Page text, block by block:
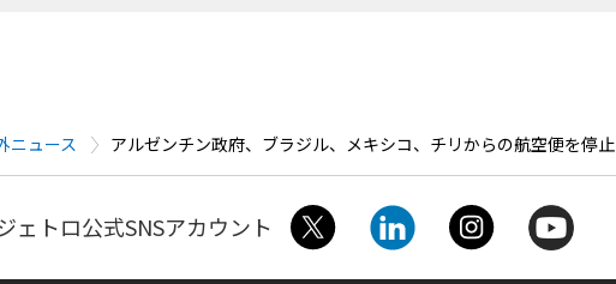
ニュース アルゼンチン政府、ブラジル、メキシコ、チリからの航空便を停
ェトロ公式SNSアカウント